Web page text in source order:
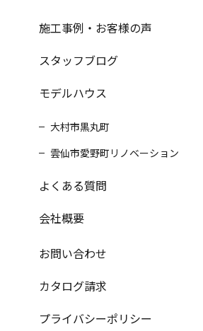
施工事例・お客様の声
スタッフブログ
モデルハウス
大村市黒丸町
雲仙市愛野町リノベーション
よくある質問
会社概要
お問い合わせ
カタログ請求
プライバシーポリシー